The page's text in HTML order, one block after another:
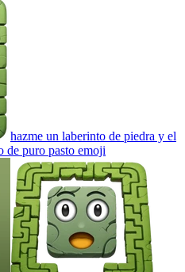
hazme un laberinto de piedra y el
de puro pasto emoji